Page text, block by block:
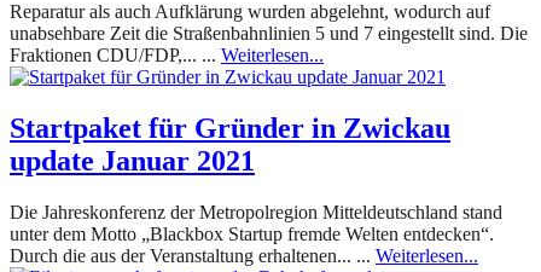
Reparatur als auch Aufklärung wurden abgelehnt, wodurch auf
unabsehbare Zeit die Straßenbahnlinien 5 und 7 eingestellt sind. Die
Fraktionen CDU/FDP,... ... Weiterlesen...
Startpaket für Gründer in Zwickau
update Januar 2021
Die Jahreskonferenz der Metropolregion Mitteldeutschland stand
unter dem Motto „Blackbox Startup fremde Welten entdecken“.
Durch die aus der Veranstaltung erhaltenen... ... Weiterlesen...